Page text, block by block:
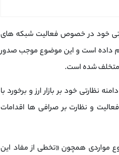
خود در خصوص فعالیت شبکه های
مختلفی را انجام داده است و این موضوع موجب صدور
نظارتی خود بر بازار ارز و برخورد با
اجرایی تأسیس، فعالیت و نظارت بر صرافی ها اقدامات
در صورت وقوع مواردی همچون «تخطی از مفاد این